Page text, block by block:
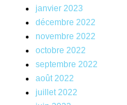
janvier 2023
décembre 2022
novembre 2022
octobre 2022
septembre 2022
août 2022
juillet 2022